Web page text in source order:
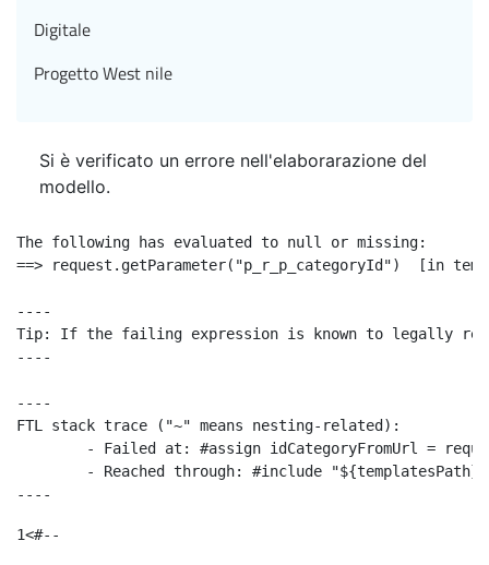
Si è verificato un errore nell'elaborarazione del
modello.
The following has evaluated to null or missing:
==> request.getParameter("p_r_p_categoryId")  [in
----
Tip: If the failing expression is known to legally refer
----
----
FTL stack trace ("~" means nesting-related):
----
1<#--
Digitale
Progetto West nile